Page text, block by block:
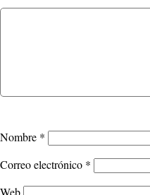
Nombre *
Correo electrónico *
Web